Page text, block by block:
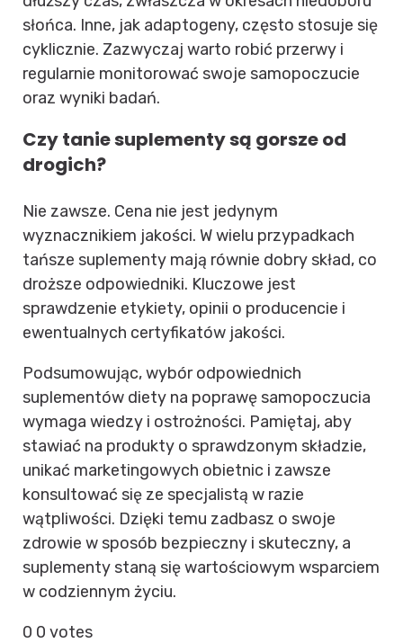
słońca. Inne, jak adaptogeny, często stosuje się
cyklicznie. Zazwyczaj warto robić przerwy i
regularnie monitorować swoje samopoczucie
oraz wyniki badań.
Czy tanie suplementy są gorsze od
drogich?
Nie zawsze. Cena nie jest jedynym
wyznacznikiem jakości. W wielu przypadkach
tańsze suplementy mają równie dobry skład, co
droższe odpowiedniki. Kluczowe jest
sprawdzenie etykiety, opinii o producencie i
ewentualnych certyfikatów jakości.
Podsumowując, wybór odpowiednich
suplementów diety na poprawę samopoczucia
wymaga wiedzy i ostrożności. Pamiętaj, aby
stawiać na produkty o sprawdzonym składzie,
unikać marketingowych obietnic i zawsze
konsultować się ze specjalistą w razie
wątpliwości. Dzięki temu zadbasz o swoje
zdrowie w sposób bezpieczny i skuteczny, a
suplementy staną się wartościowym wsparciem
w codziennym życiu.
0 0 votes